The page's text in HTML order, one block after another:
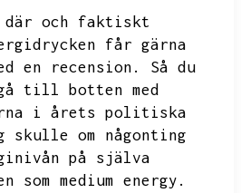
där och faktiskt
får gärna
en recension.
Så du
till botten med
i årets politiska
skulle om någonting
på själva
medium energy.